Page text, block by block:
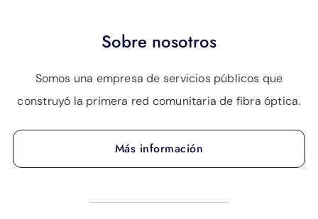
Sobre nosotros
Somos una empresa de servicios públicos que
construyó la primera red comunitaria de fibra óptica.
Más información